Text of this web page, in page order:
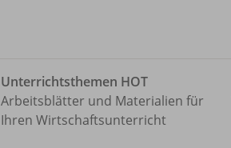
Unterrichtsthemen HOT
Arbeitsblätter und Materialien für
Ihren Wirtschaftsunterricht